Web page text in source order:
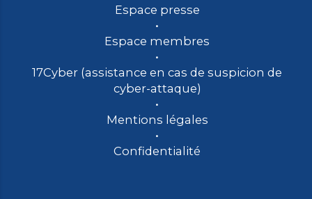
Espace presse
Espace membres
17Cyber (assistance en cas de suspicion de
cyber-attaque)
Mentions légales
Confidentialité